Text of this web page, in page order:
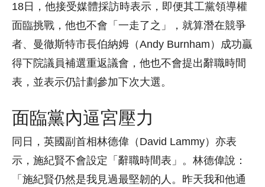
18日，他接受媒體採訪時表示，即便其工黨領導權
面臨挑戰，他也不會「一走了之」，就算潛在競爭
者、曼徹斯特市長伯納姆（Andy Burnham）成功贏
得下院議員補選重返議會，他也不會提出辭職時間
表，並表示仍計劃參加下次大選。
面臨黨內逼宮壓力
同日，英國副首相林德偉（David Lammy）亦表
示，施紀賢不會設定「辭職時間表」。林德偉說：
「施紀賢仍然是我見過最堅韌的人。昨天我和他通